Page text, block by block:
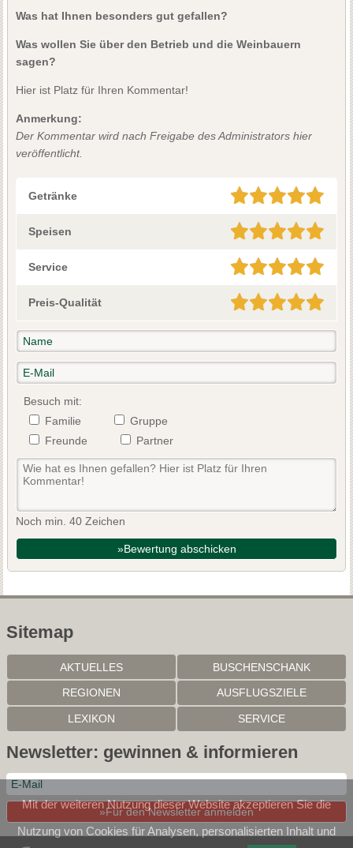
Was hat Ihnen besonders gut gefallen?
Was wollen Sie über den Betrieb und die Weinbauern
sagen?
Hier ist Platz für Ihren Kommentar!
Anmerkung:
Der Kommentar wird nach Freigabe des Administrators hier
veröffentlicht.
Getränke
Speisen
Service
Preis-Qualität
Besuch mit:
Familie
Gruppe
Freunde
Partner
Noch min. 40 Zeichen
»Bewertung abschicken
Sitemap
AKTUELLES BUSCHENSCHANK
REGIONEN AUSFLUGSZIELE
LEXIKON SERVICE
Newsletter: gewinnen & informieren
»Für den Newsletter anmelden
Mit der weiteren Nutzung dieser Website akzeptieren Sie die
Nutzung von Cookies für Analysen, personalisierten Inhalt und